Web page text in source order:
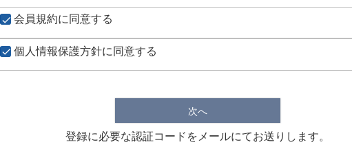
会員規約に同意する
個人情報保護方針に同意する
次へ
登録に必要な認証コードをメールにてお送りします。